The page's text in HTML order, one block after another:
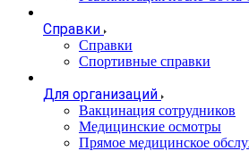
Справки
Справки
Спортивные справки
Для организаций
Вакцинация сотрудников
Медицинские осмотры
Прямое медицинское